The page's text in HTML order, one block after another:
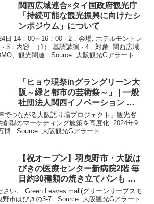
関西広域連合×タイ国政府観光庁
「持続可能な観光振興に向けたシ
ンポジウム」について
日 14：00～16：00 · 2．会場. ホテルモントレ
3．内容. （1） 基調講演 · 4．対象. 関西広域
、観光関連...Source: 大阪観光Gアラート
「ヒョウ現祭inグラングリーン大
阪 ～緑と都市の芸術祭～」 | 一般
社団法人関西イノベーション …
でつながる大阪語り場プロジェクト」観光客
創型のマーケティング施策を高度化. 2024年9
博...Source: 大阪観光Gアラート
【祝オープン】羽曳野市・ 大阪は
びきの医療センター新病院2階 毎
日約30種類の焼き立てパンも …
さい。 Green Leaves mall(グリーンリーブスモ
市はびきの3-7...Source: 大阪観光Gアラート